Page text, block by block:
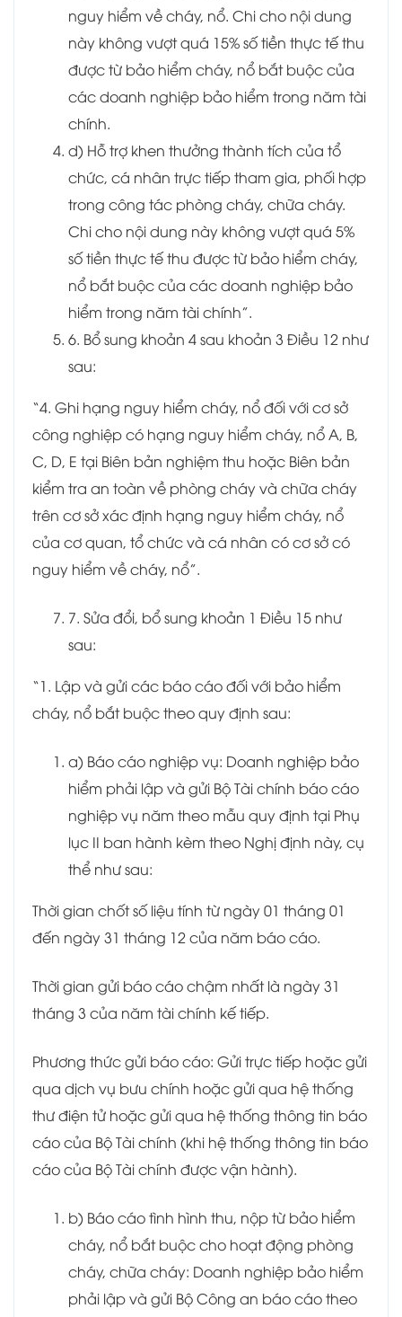
nguy hiểm về cháy, nổ. Chi cho nội dung
này không vượt quá 15% số tiền thực tế thu
được từ bảo hiểm cháy, nổ bắt buộc của
các doanh nghiệp bảo hiểm trong năm tài
chính.
d) Hỗ trợ khen thưởng thành tích của tổ
chức, cá nhân trực tiếp tham gia, phối hợp
trong công tác phòng cháy, chữa cháy.
Chi cho nội dung này không vượt quá 5%
số tiền thực tế thu được từ bảo hiểm cháy,
nổ bắt buộc của các doanh nghiệp bảo
hiểm trong năm tài chính”.
6. Bổ sung khoản 4 sau khoản 3 Điều 12 như
sau:
“4. Ghi hạng nguy hiểm cháy, nổ đối với cơ sở
công nghiệp có hạng nguy hiểm cháy, nổ A, B,
C, D, E tại Biên bản nghiệm thu hoặc Biên bản
kiểm tra an toàn về phòng cháy và chữa cháy
trên cơ sở xác định hạng nguy hiểm cháy, nổ
của cơ quan, tổ chức và cá nhân có cơ sở có
nguy hiểm về cháy, nổ”.
7. Sửa đổi, bổ sung khoản 1 Điều 15 như
sau:
“1. Lập và gửi các báo cáo đối với bảo hiểm
cháy, nổ bắt buộc theo quy định sau:
a) Báo cáo nghiệp vụ: Doanh nghiệp bảo
hiểm phải lập và gửi Bộ Tài chính báo cáo
nghiệp vụ năm theo mẫu quy định tại Phụ
lục II ban hành kèm theo Nghị định này, cụ
thể như sau:
Thời gian chốt số liệu tính từ ngày 01 tháng 01
đến ngày 31 tháng 12 của năm báo cáo.
Thời gian gửi báo cáo chậm nhất là ngày 31
tháng 3 của năm tài chính kế tiếp.
Phương thức gửi báo cáo: Gửi trực tiếp hoặc gửi
qua dịch vụ bưu chính hoặc gửi qua hệ thống
thư điện tử hoặc gửi qua hệ thống thông tin báo
cáo của Bộ Tài chính (khi hệ thống thông tin báo
cáo của Bộ Tài chính được vận hành).
b) Báo cáo tình hình thu, nộp từ bảo hiểm
cháy, nổ bắt buộc cho hoạt động phòng
cháy, chữa cháy: Doanh nghiệp bảo hiểm
phải lập và gửi Bộ Công an báo cáo theo